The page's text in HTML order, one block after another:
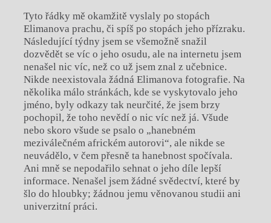
Tyto řádky mě okamžitě vyslaly po stopách
Elimanova prachu, či spíš po stopách jeho přízraku.
Následující týdny jsem se všemožně snažil
dozvědět se víc o jeho osudu, ale na internetu jsem
nenašel nic víc, než co už jsem znal z učebnice.
Nikde neexistovala žádná Elimanova fotografie. Na
několika málo stránkách, kde se vyskytovalo jeho
jméno, byly odkazy tak neurčité, že jsem brzy
pochopil, že toho nevědí o nic víc než já. Všude
nebo skoro všude se psalo o „hanebném
meziválečném africkém autorovi“, ale nikde se
neuvádělo, v čem přesně ta hanebnost spočívala.
Ani mně se nepodařilo sehnat o jeho díle lepší
informace. Nenašel jsem žádné svědectví, které by
šlo do hloubky; žádnou jemu věnovanou studii ani
univerzitní práci.